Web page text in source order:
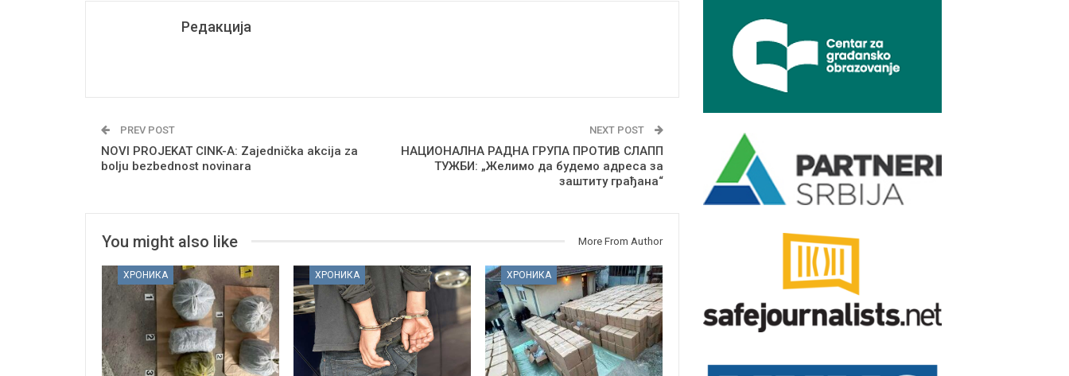
Редакција
PREV POST
NOVI PROJEKAT CINK-A: Zajednička akcija za
bolju bezbednost novinara
NEXT POST
НАЦИОНАЛНА РАДНА ГРУПА ПРОТИВ СЛАПП
ТУЖБИ: „Желимо да будемо адреса за
заштиту грађана“
You might also like More From Author
ХРОНИКА ХРОНИКА ХРОНИКА